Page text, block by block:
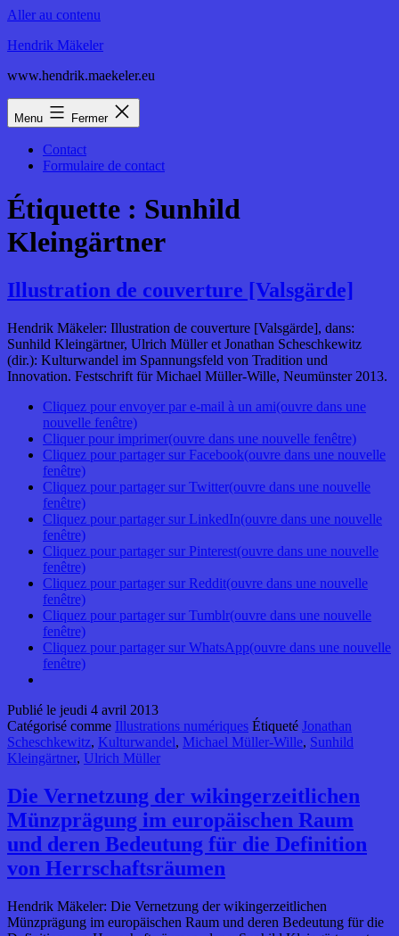
Aller au contenu
Hendrik Mäkeler
www.hendrik.maekeler.eu
Menu Fermer
Contact
Formulaire de contact
Étiquette : Sunhild
Kleingärtner
Illustration de couverture [Valsgärde]
Hendrik Mäkeler: Illustration de couverture [Valsgärde], dans:
Sunhild Kleingärtner, Ulrich Müller et Jonathan Scheschkewitz
(dir.): Kulturwandel im Spannungsfeld von Tradition und
Innovation. Festschrift für Michael Müller-Wille, Neumünster 2013.
Cliquez pour envoyer par e-mail à un ami(ouvre dans une
nouvelle fenêtre)
Cliquer pour imprimer(ouvre dans une nouvelle fenêtre)
Cliquez pour partager sur Facebook(ouvre dans une nouvelle
fenêtre)
Cliquez pour partager sur Twitter(ouvre dans une nouvelle
fenêtre)
Cliquez pour partager sur LinkedIn(ouvre dans une nouvelle
fenêtre)
Cliquez pour partager sur Pinterest(ouvre dans une nouvelle
fenêtre)
Cliquez pour partager sur Reddit(ouvre dans une nouvelle
fenêtre)
Cliquez pour partager sur Tumblr(ouvre dans une nouvelle
fenêtre)
Cliquez pour partager sur WhatsApp(ouvre dans une nouvelle
fenêtre)
Publié le jeudi 4 avril 2013
Catégorisé comme Illustrations numériques Étiqueté Jonathan
Scheschkewitz, Kulturwandel, Michael Müller-Wille, Sunhild
Kleingärtner, Ulrich Müller
Die Vernetzung der wikingerzeitlichen
Münzprägung im europäischen Raum
und deren Bedeutung für die Definition
von Herrschaftsräumen
Hendrik Mäkeler: Die Vernetzung der wikingerzeitlichen
Münzprägung im europäischen Raum und deren Bedeutung für die